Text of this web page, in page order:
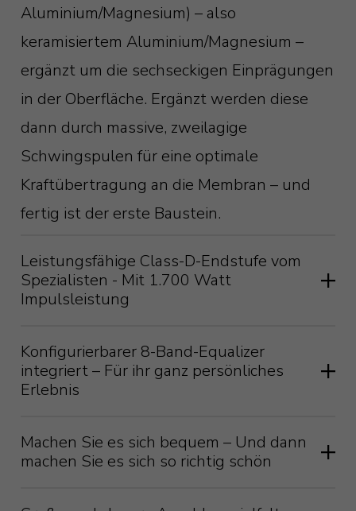
Aluminium/Magnesium) – also
keramisiertem Aluminium/Magnesium –
ergänzt um die sechseckigen Einprägungen
in der Oberfläche. Ergänzt werden diese
dann durch massive, zweilagige
Schwingspulen für eine optimale
Kraftübertragung an die Membran – und
fertig ist der erste Baustein.
Leistungsfähige Class-D-Endstufe vom
Spezialisten - Mit 1.700 Watt
Impulsleistung
Es braucht nicht nur einen
leistungsfähigen Treiber mit hoher
eine Endstufe, die ihn anzutreiben
vermag. Und da kommt die Class-D-
Konfigurierbarer 8-Band-Equalizer
integriert – Für ihr ganz persönliches
Erlebnis
Gerade der Bass ist so eine Sache.
Aufgrund der großen Wellenlänge sind
Machen Sie es sich bequem – Und dann
machen Sie es sich so richtig schön